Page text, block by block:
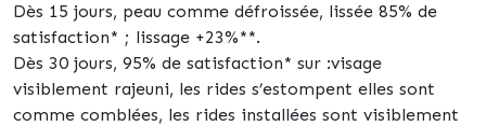
Dès 15 jours, peau comme défroissée, lissée 85% de
satisfaction* ; lissage +23%**.
Dès 30 jours, 95% de satisfaction* sur :visage
visiblement rajeuni, les rides s’estompent elles sont
comme comblées, les rides installées sont visiblement